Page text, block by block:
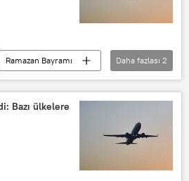
Ramazan Bayramı
Daha fazlası 2
Bazı ülkelere